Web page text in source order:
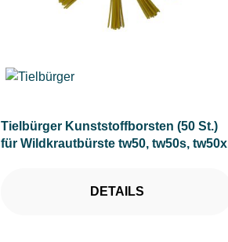
Tielbürger Kunststoffborsten (50 St.)
für Wildkrautbürste tw50, tw50s, tw50x
DETAILS